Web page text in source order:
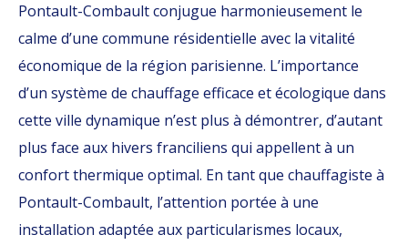
Pontault-Combault conjugue harmonieusement le
calme d’une commune résidentielle avec la vitalité
économique de la région parisienne. L’importance
d’un système de chauffage efficace et écologique dans
cette ville dynamique n’est plus à démontrer, d’autant
plus face aux hivers franciliens qui appellent à un
confort thermique optimal. En tant que chauffagiste à
Pontault-Combault, l’attention portée à une
installation adaptée aux particularismes locaux,